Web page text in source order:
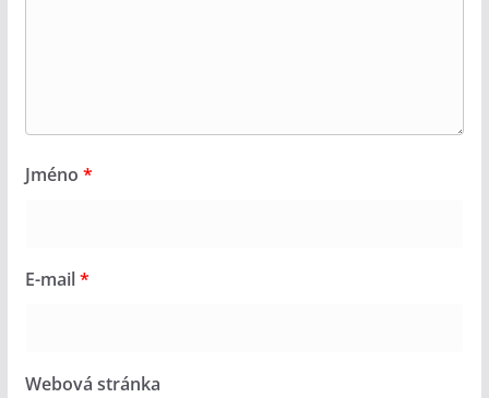
Jméno *
E-mail*
Webová stránka